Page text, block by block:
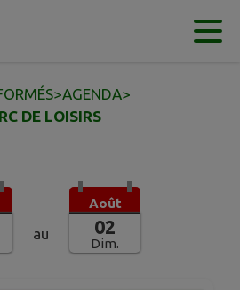
>AGENDA>
DE LOISIRS
au
Août
02
Dim.